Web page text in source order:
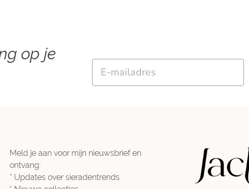
op je
Email
Meld je aan voor mijn nieuwsbrief en
ontvang:
* Updates over sieradentrends